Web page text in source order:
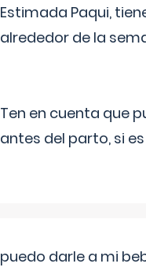
Estimada Paqui,
alrededor de la
Ten en cuenta que
antes del parto, si
puedo darle a mi